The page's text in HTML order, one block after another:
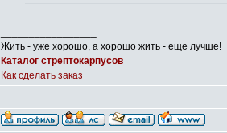
Жить - уже хорошо, а хорошо жить - еще лучше!
Каталог стрептокарпусов
Как сделать заказ